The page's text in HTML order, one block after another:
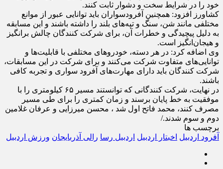
خود را در شرایط سخت و دشوار ثابت کنند.
کشاورز افزود: همچنین آفرودسواران باید توانایی عبور از موانع
مختلفی مانند شن، سنگ و تپه‌های بلند را داشته باشند و این مسابقه
به دلیل پیچیدگی و خطرات آن، برای شرکت کنندگان چالش برانگیز
و هیجان‌انگیز است.
وی اضافه کرد: در هر دسته، خودروهای مختلفی با قابلیت‌ها و
توانایی‌های متفاوت شرکت می‌کنند و برای شرکت در این مسابقات،
شرکت کنندگان باید دارای مهارت‌های آفرود سواری و تجربه کافی
باشند.
در نهایت، شرکت کنندگانی که توانستند مسیر ۶۵ کیلومتری را با
موفقیت به خط پایان برسند و زمان کمتری را برای طی مسیر
مصرف کنند، محمد فاتح اول شد ، محسن میرزایی و عرفان غلامین
دوم و سوم شدند./
برچسب ها
آفرود اردبیل اخبتار اردبیل اردبیل رسا رالی آذربایجان ورزش اردبیل